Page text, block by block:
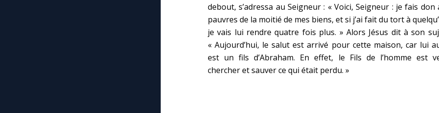
debout, s’adressa au Seigneur : « Voici, Seigneur : je fais don
pauvres de la moitié de mes biens, et si j’ai fait du tort à
je vais lui rendre quatre fois plus. » Alors Jésus dit à son
« Aujourd’hui, le salut est arrivé pour cette maison, car lui
est un fils d’Abraham. En effet, le Fils de l’homme est
chercher et sauver ce qui était perdu. »